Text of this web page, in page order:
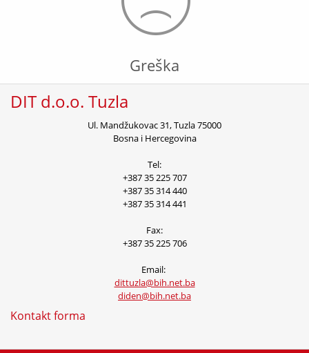
Greška
DIT d.o.o. Tuzla
Ul. Mandžukovac 31,Tuzla 75000
Bosna i Hercegovina
Tel:
+387 35 225 707
+387 35 314 440
+387 35 314 441
Fax:
+387 35 225 706
Email:
dittuzla@bih.net.ba
diden@bih.net.ba
Kontakt forma